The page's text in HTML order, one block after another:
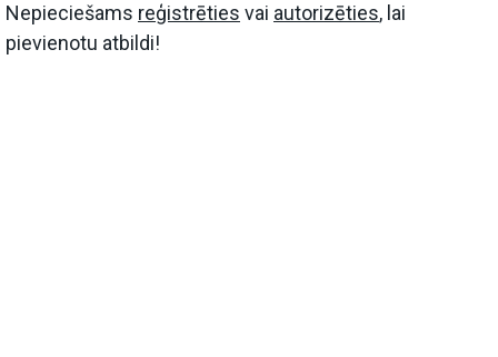
Nepieciešams reģistrēties vai autorizēties, lai
pievienotu atbildi!